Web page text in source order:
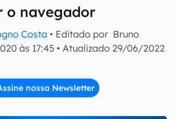
o navegador
Costa • Editado por Bruno
às 17:45 • Atualizado 29/06/2022
nossa Newsletter
de Privacidade do Canaltech.